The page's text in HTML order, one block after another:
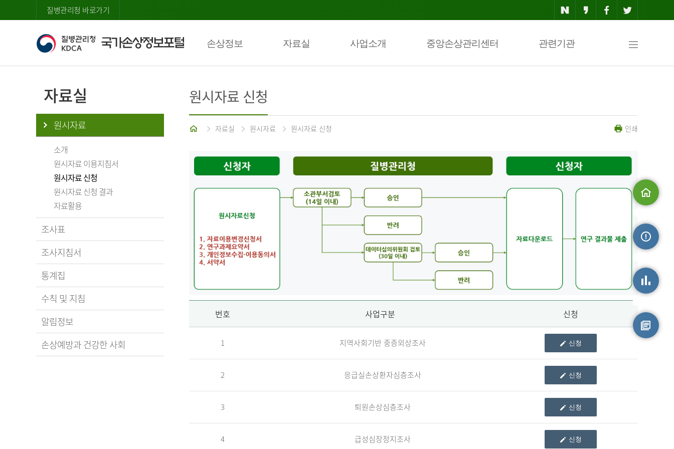
질병관리청 바로가기
손상정보 자료실 사업소개 중앙손상관리센터 관련기관
맵
자료실
원시자료
소개
원시자료 이용지침서
원시자료 신청
원시자료 신청 결과
자료활용
조사표
조사지침서
통계집
수칙 및 지침
알림정보
손상예방과 건강한 사회
원시자료 신청
홈 자료실 원시자료 원시자료 신청 인쇄
자
청
번호 사업구분 신청
1 지역사회기반 중증외상조사 신청
2 응급실손상환자심층조사 신청
3 퇴원손상심층조사 신청
4 급성심장정지조사 신청